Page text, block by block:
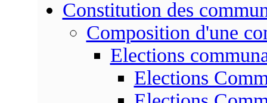
Constitution des
Composition d'une
Elections
Elections